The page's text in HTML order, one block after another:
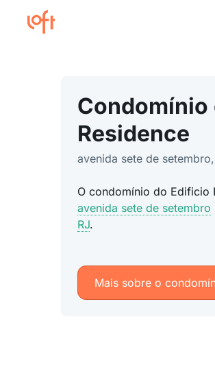
Condomínio
Residence
avenida sete de
O condomínio do Edificio
avenida sete de setembro
RJ.
Mais sobre o